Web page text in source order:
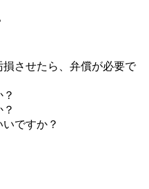
させたら、弁償が必要で
ですか？